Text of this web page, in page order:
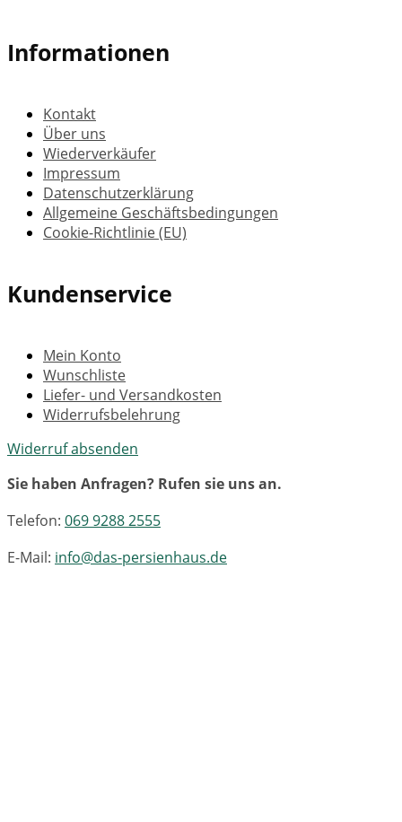
Informationen
Kontakt
Über uns
Wiederverkäufer
Impressum
Datenschutzerklärung
Allgemeine Geschäftsbedingungen
Cookie-Richtlinie (EU)
Kundenservice
Mein Konto
Wunschliste
Liefer- und Versandkosten
Widerrufsbelehrung
Widerruf absenden
Sie haben Anfragen? Rufen sie uns an.
Telefon: 069 9288 2555
E-Mail: info@das-persienhaus.de